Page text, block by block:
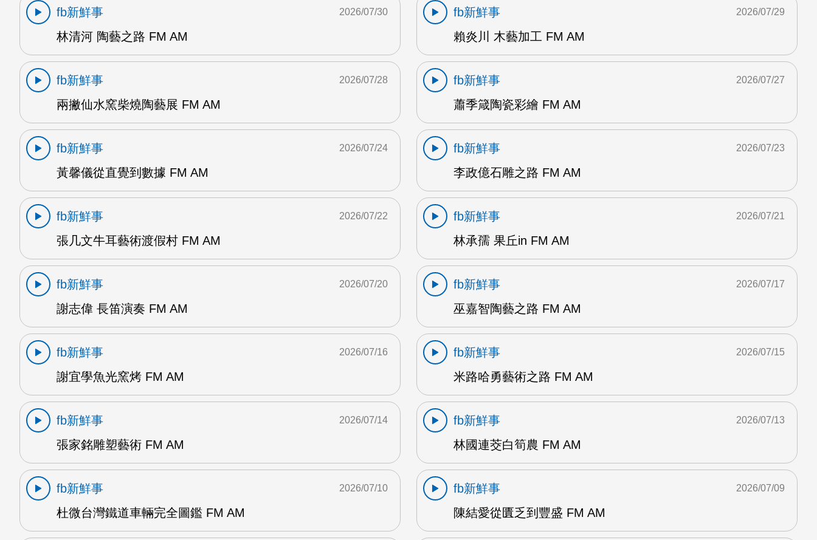
fb新鮮事
林清河 陶藝之路 FM AM
2026/07/30
fb新鮮事
賴炎川 木藝加工 FM AM
2026/07/29
fb新鮮事
兩撇仙水窯柴燒陶藝展 FM AM
2026/07/28
fb新鮮事
蕭季箴陶瓷彩繪 FM AM
2026/07/27
fb新鮮事
黃馨儀從直覺到數據 FM AM
2026/07/24
fb新鮮事
李政億石雕之路 FM AM
2026/07/23
fb新鮮事
張几文牛耳藝術渡假村 FM AM
2026/07/22
fb新鮮事
林承孺 果丘in FM AM
2026/07/21
fb新鮮事
謝志偉 長笛演奏 FM AM
2026/07/20
fb新鮮事
巫嘉智陶藝之路 FM AM
2026/07/17
fb新鮮事
謝宜學魚光窯烤 FM AM
2026/07/16
fb新鮮事
米路哈勇藝術之路 FM AM
2026/07/15
fb新鮮事
張家銘雕塑藝術 FM AM
2026/07/14
fb新鮮事
林國連茭白筍農 FM AM
2026/07/13
fb新鮮事
杜微台灣鐵道車輛完全圖鑑 FM AM
2026/07/10
fb新鮮事
陳結愛從匱乏到豐盛 FM AM
2026/07/09